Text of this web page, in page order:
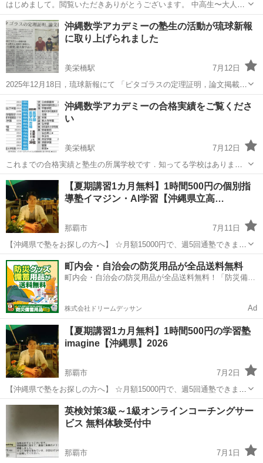
はじめまして。閲覧いただきありがとうございます。 中高生〜大人の
方を対象に、英語の個別指導を行っております。 🏠場所🏠 那覇市、
糸満市、豊見城市、南風原町、八重瀬町の カフェや公共施設等 (その
他ご相談に応じます。) ...
沖縄 那覇市 家庭教師 英文法
沖縄数学アカデミーの塾生の活動が琉球新報
に取り上げられました
美栄橋駅
7月12日
2025年12月18日，琉球新報にて 「ピタゴラスの定理証明，論文掲載」
https://ryukyushimpo.jp/news/education/entry-4880467.html というタ
イトルで...
沖縄 那覇市 美栄橋駅 受験 数学
沖縄数学アカデミーの合格実績をご覧くださ
い
美栄橋駅
7月12日
これまでの合格実績と塾生の所属学校です．知ってる学校はあります
か？ ○大学合格実績（開業2年目） ロンドン大学（UCL）（イギリス，
教育学部）（世界第9位） エディンバラ大学（イギリス，政経学部）
（世界第27位...
沖縄 那覇市 美栄橋駅 塾 医学部
【夏期講習1カ月無料】1時間500円の個別指
導塾イマジン・AI学習【沖縄県立高…
那覇市
7月11日
【沖縄県で塾をお探しの方へ】 ☆月額15000円で、週5回通塾できま
す！他では得られないお得なプランです。 ★毎日の勉強を継続するた
めの特別な手法がありますので、ぜひお試しください。 ☆9教科に...
沖縄 那覇市 受験 タブレット
町内会・自治会の防災用品が全品送料無料
町内会・自治会の防災用品が全品送料無料！「防災備蓄
株式会社ドリームデッサン Ad
【夏期講習1カ月無料】1時間500円の学習塾
imagine【沖縄県】2026
那覇市
7月2日
【沖縄県で塾をお探しの方へ】 ☆月額15000円で、週5回通塾できま
す！他では得られないお得なプランです。 ★毎日の勉強を継続するた
めの特別な手法がありますので、ぜひお試しください。 ☆9教科に...
沖縄 那覇市 塾
英検対策3級～1級オンラインコーチングサー
ビス 無料体験受付中
那覇市 7月1日